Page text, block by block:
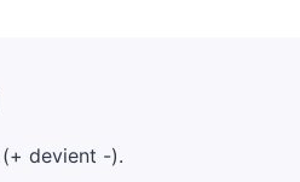
(+ devient -).